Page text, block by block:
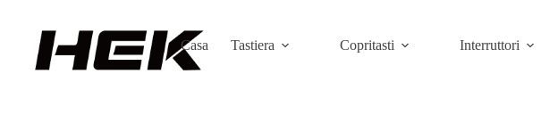
Casa Tastiera Copritasti Interruttori